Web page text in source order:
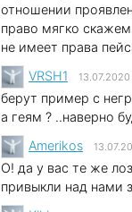
отношении
право мягко
не имеет права
VRSH1
берут пример с
а геям ? ..наверно
Amerikos
О! да у вас те же
привыкли над нами